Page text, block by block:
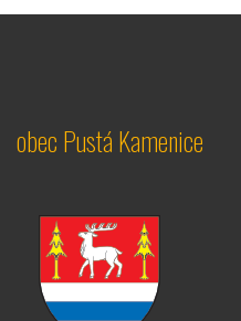
obec Pustá Kamenice